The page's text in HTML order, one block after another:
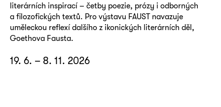
literárních inspirací – četby poezie, prózy i odborných
a filozofických textů. Pro výstavu FAUST navazuje
uměleckou reflexí dalšího z ikonických literárních děl,
Goethova Fausta.
19. 6. – 8. 11. 2026